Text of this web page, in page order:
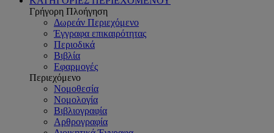
Γρήγορη Πλοήγηση
Δωρεάν Περιεχόμενο
Έγγραφα επικαιρότητας
Περιοδικά
Βιβλία
Εφαρμογές
Περιεχόμενο
Νομοθεσία
Νομολογία
Βιβλιογραφία
Αρθρογραφία